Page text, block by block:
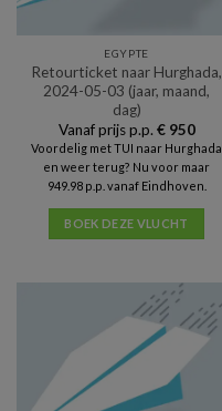
EGYPTE
Retourticket naar Hurghada,
2024-05-03 (jaar, maand,
dag)
Vanaf prijs p.p. €950
Voordelig met TUI naar Hurghada
en weer terug? Nu voor maar
949.98 p.p. vanaf Eindhoven.
BOEK DEZE VLUCHT